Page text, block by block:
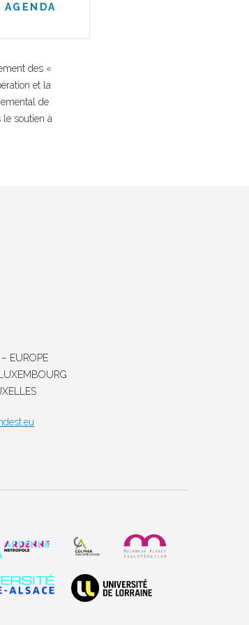
AGENDA
des «
et la
de
le soutien à
EUROPE